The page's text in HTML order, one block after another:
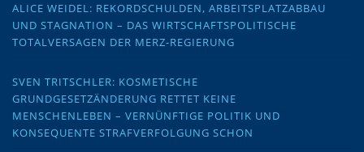
ALICE WEIDEL: REKORDSCHULDEN, ARBEITSPLATZABBAU
UND STAGNATION – DAS WIRTSCHAFTSPOLITISCHE
TOTALVERSAGEN DER MERZ-REGIERUNG
SVEN TRITSCHLER: KOSMETISCHE
GRUNDGESETZÄNDERUNG RETTET KEINE
MENSCHENLEBEN – VERNÜNFTIGE POLITIK UND
KONSEQUENTE STRAFVERFOLGUNG SCHON